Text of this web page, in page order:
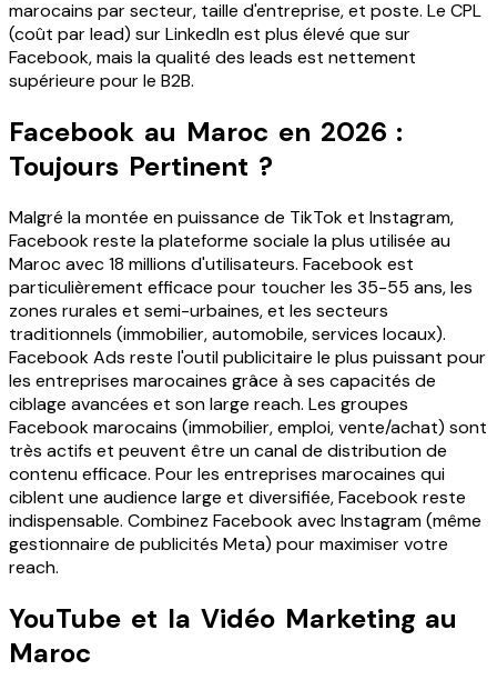
marocains par secteur, taille d'entreprise, et poste. Le CPL
(coût par lead) sur LinkedIn est plus élevé que sur
Facebook, mais la qualité des leads est nettement
supérieure pour le B2B.
Facebook au Maroc en 2026 :
Toujours Pertinent ?
Malgré la montée en puissance de TikTok et Instagram,
Facebook reste la plateforme sociale la plus utilisée au
Maroc avec 18 millions d'utilisateurs. Facebook est
particulièrement efficace pour toucher les 35-55 ans, les
zones rurales et semi-urbaines, et les secteurs
traditionnels (immobilier, automobile, services locaux).
Facebook Ads reste l'outil publicitaire le plus puissant pour
les entreprises marocaines grâce à ses capacités de
ciblage avancées et son large reach. Les groupes
Facebook marocains (immobilier, emploi, vente/achat) sont
très actifs et peuvent être un canal de distribution de
contenu efficace. Pour les entreprises marocaines qui
ciblent une audience large et diversifiée, Facebook reste
indispensable. Combinez Facebook avec Instagram (même
gestionnaire de publicités Meta) pour maximiser votre
reach.
YouTube et la Vidéo Marketing au
Maroc